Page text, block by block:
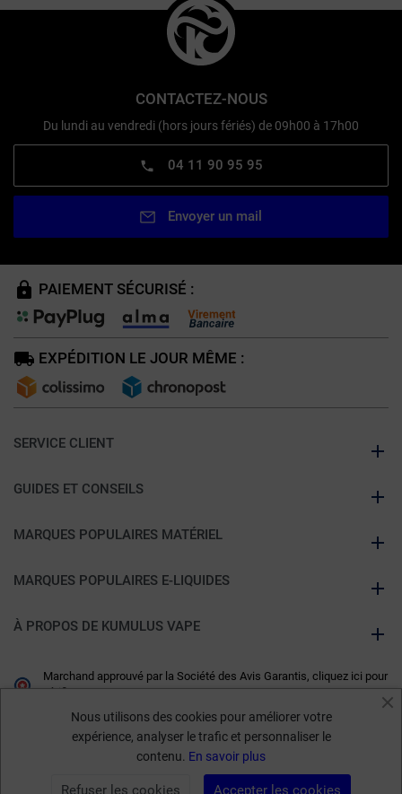
CONTACTEZ-NOUS
Du lundi au vendredi (hors jours fériés) de 09h00 à 17h00
04 11 90 95 95
Envoyer un mail
PAIEMENT SÉCURISÉ :
EXPÉDITION LE JOUR MÊME :
SERVICE CLIENT
GUIDES ET CONSEILS
MARQUES POPULAIRES MATÉRIEL
MARQUES POPULAIRES E-LIQUIDES
À PROPOS DE KUMULUS VAPE
Marchand approuvé par la Société des Avis Garantis, cliquez ici pour
vérifier.
Nous utilisons des cookies pour améliorer votre
expérience, analyser le trafic et personnaliser le
contenu. En savoir plus
Accepter les cookies
Refuser les cookies